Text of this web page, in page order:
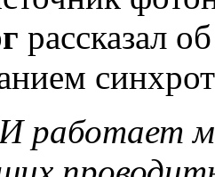
рассказал
работает